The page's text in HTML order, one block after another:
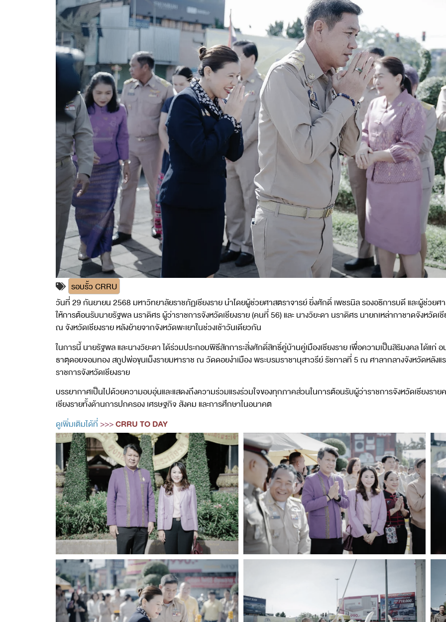
รอบรั้ว CRRU
วันที่ 29 กันยายน 2568 มหาวิทยาลัยราชภัฏเชียงราย นำโดยผู้ช่วยศาสตราจารย์ ยิ่งศักดิ์ เพชรนิล รองอธิการบดี และผู้ช่วย
ให้การต้อนรับนายรัฐพล นราดิศร ผู้ว่าราชการจังหวัดเชียงราย (คนที่ 56) และ นางวิยะดา นราดิศร นายกเหล่ากาชาดจังหวัดเ
ณ จังหวัดเชียงราย หลังย้ายจากจังหวัดพะเยาในช่วงเช้าวันเดียวกัน
ในการนี้ นายรัฐพล และนางวิยะดา ได้ร่วมประกอบพิธีสักการะสิ่งศักดิ์สิทธิ์คู่บ้านคู่เมืองเชียงราย เพื่อความเป็นสิริมงคล ได้แก่
ธาตุดอยจอมทอง สถูปพ่อขุนเม็งรายมหาราช ณ วัดดอยงำเมือง พระบรมราชานุสาวรีย์ รัชกาลที่ 5 ณ ศาลากลางจังหวัดหลัง
ราชการจังหวัดเชียงราย
บรรยากาศเป็นไปด้วยความอบอุ่นและแสดงถึงความร่วมแรงร่วมใจของทุกภาคส่วนในการต้อนรับผู้ว่าราชการจังหวัดเชียง
เชียงรายทั้งด้านการปกครอง เศรษฐกิจ สังคม และการศึกษาในอนาคต
ดูเพิ่มเติมได้ที่>>>CRRU TO DAY